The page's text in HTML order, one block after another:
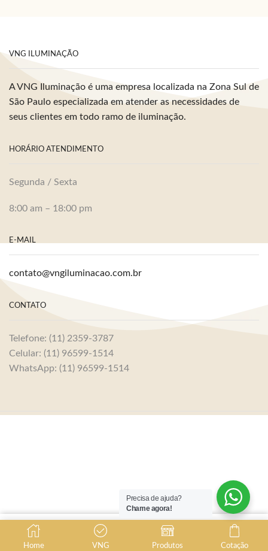
VNG ILUMINAÇÃO
A VNG Iluminação é uma empresa localizada na Zona Sul de
São Paulo especializada em atender as necessidades de
seus clientes em todo ramo de iluminação.
HORÁRIO ATENDIMENTO
Segunda / Sexta
8:00 am – 18:00 pm
E-MAIL
contato@vngiluminacao.com.br
CONTATO
Telefone: (11) 2359-3787
Celular: (11) 96599-1514
WhatsApp: (11) 96599-1514
Home VNG Produtos Cotação
Precisa de ajuda?
Chame agora!